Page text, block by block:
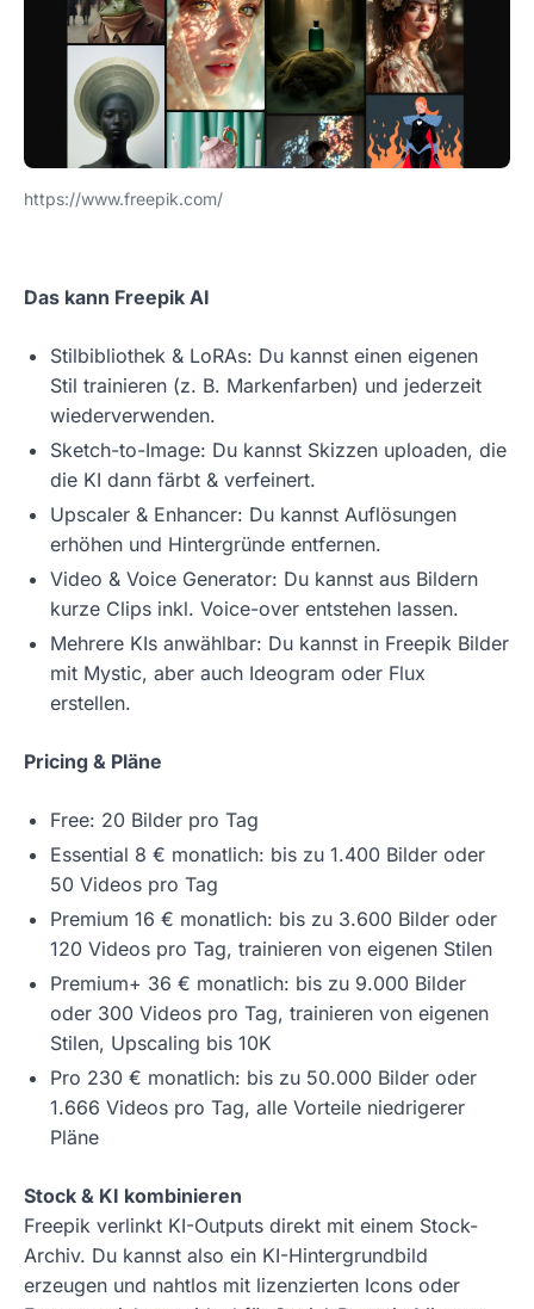
https://www.freepik.com/
Das kann Freepik AI
Stilbibliothek & LoRAs: Du kannst einen eigenen
Stil trainieren (z. B. Markenfarben) und jederzeit
wiederverwenden.
Sketch-to-Image: Du kannst Skizzen uploaden, die
die KI dann färbt & verfeinert.
Upscaler & Enhancer: Du kannst Auflösungen
erhöhen und Hintergründe entfernen.
Video & Voice Generator: Du kannst aus Bildern
kurze Clips inkl. Voice-over entstehen lassen.
Mehrere KIs anwählbar: Du kannst in Freepik Bilder
mit Mystic, aber auch Ideogram oder Flux
erstellen.
Pricing & Pläne
Free: 20 Bilder pro Tag
Essential 8 € monatlich: bis zu 1.400 Bilder oder
50 Videos pro Tag
Premium 16 € monatlich: bis zu 3.600 Bilder oder
120 Videos pro Tag, trainieren von eigenen Stilen
Premium+ 36 € monatlich: bis zu 9.000 Bilder
oder 300 Videos pro Tag, trainieren von eigenen
Stilen, Upscaling bis 10K
Pro 230 € monatlich: bis zu 50.000 Bilder oder
1.666 Videos pro Tag, alle Vorteile niedrigerer
Pläne
Stock & KI kombinieren
Freepik verlinkt KI-Outputs direkt mit einem Stock-
Archiv. Du kannst also ein KI-Hintergrundbild
erzeugen und nahtlos mit lizenzierten Icons oder